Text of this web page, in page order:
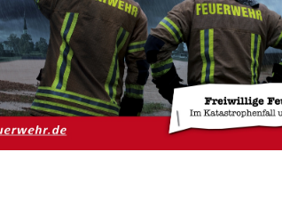
gerutscht. Der Fahrer war unverletzt, aber in
Uthwerdumer Einsatzkräfte war der Mann gerade
durch das Fenster des PKWs befreit
Einsatzstelle zügig wieder verlassen.